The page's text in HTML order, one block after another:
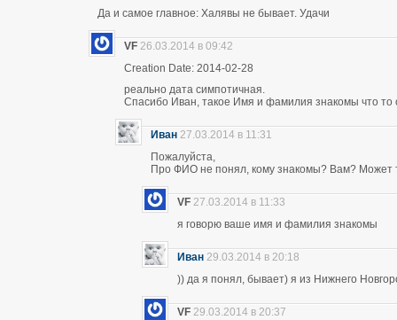
Да и самое главное: Халявы не бывает. Удачи
VF 26.03.2014 в 09:42
Creation Date: 2014-02-28
реально дата симпотичная.
Спасибо Иван, такое Имя и фамилия знакомы что то
Иван 27.03.2014 в 11:31
Пожалуйста,
Про ФИО не понял, кому знакомы? Вам? Может
VF 27.03.2014 в 11:33
я говорю ваше имя и фамилия знакомы
Иван 29.03.2014 в 20:18
)) да я понял, бывает) я из Нижнего
VF 29.03.2014 в 20:37